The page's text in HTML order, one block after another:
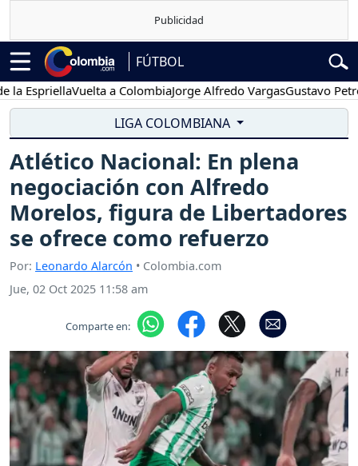
FÚTBOL
Vuelta a ColombiaJorge Alfredo VargasGustavo Petro
LIGA COLOMBIANA
Atlético Nacional: En plena
negociación con Alfredo
Morelos, figura de Libertadores
se ofrece como refuerzo
Por: Leonardo Alarcón • Colombia.com
Jue, 02 Oct 2025 11:58 am
Comparte en: